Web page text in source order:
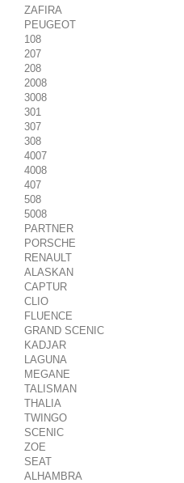
ZAFIRA
PEUGEOT
108
207
208
2008
3008
301
307
308
4007
4008
407
508
5008
PARTNER
PORSCHE
RENAULT
ALASKAN
CAPTUR
CLIO
FLUENCE
GRAND SCENIC
KADJAR
LAGUNA
MEGANE
TALISMAN
THALIA
TWINGO
SCENIC
ZOE
SEAT
ALHAMBRA